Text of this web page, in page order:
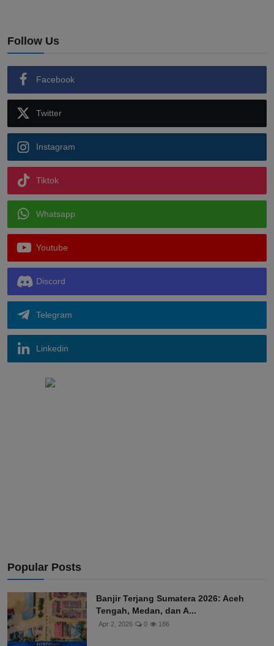
Follow Us
Facebook
Twitter
Instagram
Tiktok
Whatsapp
Youtube
Discord
Telegram
Linkedin
Popular Posts
Banjir Terjang Sumatera 2026: Aceh
Tengah, Medan, dan A...
Apr 2, 2026 0 186